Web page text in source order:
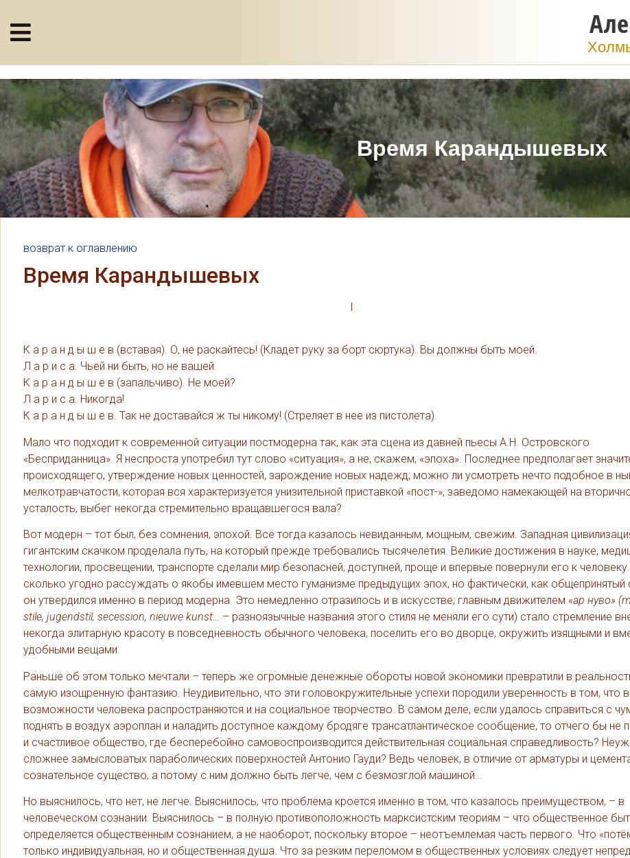
Время Карандышевых
возврат к оглавлению
Время Карандышевых
I
К а р а н д ы ш е в (вставая). О, не раскайтесь! (Кладет руку за борт сюртука). Вы должны быть моей.
Л а р и с а. Чьей ни быть, но не вашей.
К а р а н д ы ш е в (запальчиво). Не моей?
Л а р и с а. Никогда!
К а р а н д ы ш е в. Так не доставайся ж ты никому! (Стреляет в нее из пистолета).
Мало что подходит к современной ситуации постмодерна так, как эта сцена из давней пьесы А.Н. Островского
«Бесприданница». Я неспроста употребил тут слово «ситуация», а не, скажем, «эпоха». Последнее предполагает
происходящего, утверждение новых ценностей, зарождение новых надежд; можно ли усмотреть нечто подобное в
мелкотравчатости, которая вся характеризуется унизительной приставкой «пост-», заведомо намекающей на
усталость, выбег некогда стремительно вращавшегося вала?
Вот модерн – тот был, без сомнения, эпохой. Всё тогда казалось невиданным, мощным, свежим. Западная
гигантским скачком проделала путь, на который прежде требовались тысячелетия. Великие достижения в науке,
технологии, просвещении, транспорте сделали мир безопасней, доступней, проще и впервые повернули его к
сколько угодно рассуждать о якобы имевшем место гуманизме предыдущих эпох, но фактически, как общепринятый
он утвердился именно в период модерна. Это немедленно отразилось и в искусстве; главным движителем «ар нуво»
stile, jugendstil, secession, nieuwe kunst… – разноязычные названия этого стиля не меняли его сути) стало стремление
некогда элитарную красоту в повседневность обычного человека, поселить его во дворце, окружить изящными и
удобными вещами.
Раньше об этом только мечтали – теперь же огромные денежные обороты новой экономики превратили в
самую изощренную фантазию. Неудивительно, что эти головокружительные успехи породили уверенность в том, что
возможности человека распространяются и на социальное творчество. В самом деле, если удалось справиться с
поднять в воздух аэроплан и наладить доступное каждому бродяге трансатлантическое сообщение, то отчего бы не
и счастливое общество, где бесперебойно самовоспроизводится действительная социальная справедливость?
сложнее замысловатых параболических поверхностей Антонио Гауди? Ведь человек, в отличие от арматуры и
сознательное существо, а потому с ним должно быть легче, чем с безмозглой машиной…
Но выяснилось, что нет, не легче. Выяснилось, что проблема кроется именно в том, что казалось преимуществом, – в
человеческом сознании. Выяснилось – в полную противоположность марксистским теориям – что общественное
определяется общественным сознанием, а не наоборот, поскольку второе – неотъемлемая часть первого. Что
только индивидуальная, но и общественная душа. Что за резким переломом в общественных условиях следует